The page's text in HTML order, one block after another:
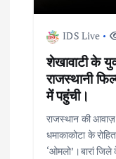
IDS Live
शेखावाटी के
राजस्थानी
में पहुंची।
राजस्थान की
धमाकाकोटा के
‘ओमलो’।बारां जिले